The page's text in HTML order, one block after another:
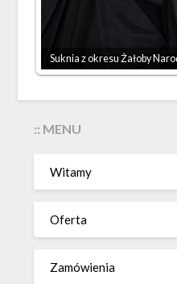
Suknia z okresu Żałoby
:: MENU
Witamy
Oferta
Zamówienia